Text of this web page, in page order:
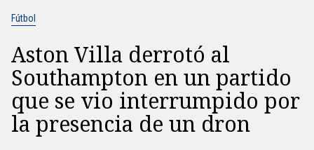
Fútbol
Aston Villa derrotó al
Southampton en un partido
que se vio interrumpido por
la presencia de un dron